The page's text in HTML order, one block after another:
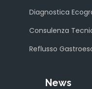
Diagnostica
Consulenza
Reflusso
News